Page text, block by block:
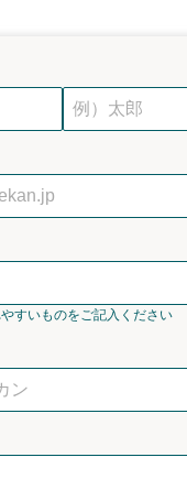
すいものをご記入ください